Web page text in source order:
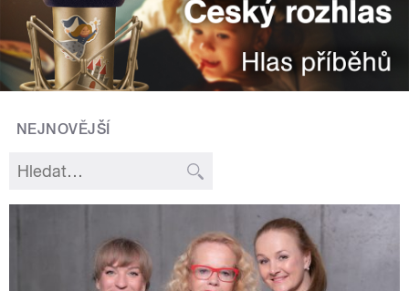
NEJNOVĚJŠÍ